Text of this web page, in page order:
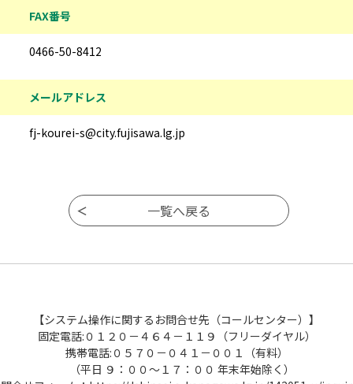
FAX番号
0466-50-8412
メールアドレス
fj-kourei-s@city.fujisawa.lg.jp
【システム操作に関するお問合せ先（コールセンター）】
固定電話:０１２０－４６４－１１９（フリーダイヤル）
携帯電話:０５７０－０４１－００１（有料）
（平日 ９：００～１７：００ 年末年始除く）